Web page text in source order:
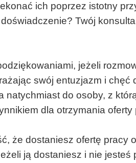
ich poprzez istotny
Twój
jeżeli
swój entuzjazm i chęć
natychmiast do osoby, z
dla otrzymania oferty
że dostaniesz ofertę pracy
ją dostaniesz i nie